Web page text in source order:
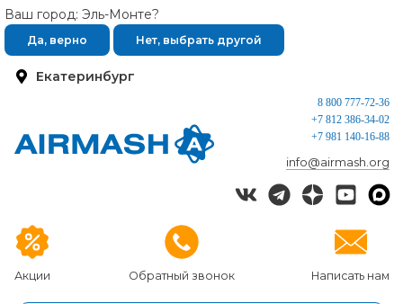
Екатеринбург
Ваш город: Эль-Монте?
Да, верно Нет, выбрать другой
Акции Обратный звонок Написать нам
8 800 777-72-36
+7 812 386-34-02
+7 981 140-16-88
info@airmash.org